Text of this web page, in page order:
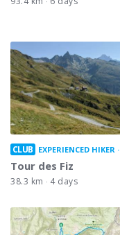
CLUB EXPERIENCED HIKER
Tour des Fiz
38.3 km 4 days